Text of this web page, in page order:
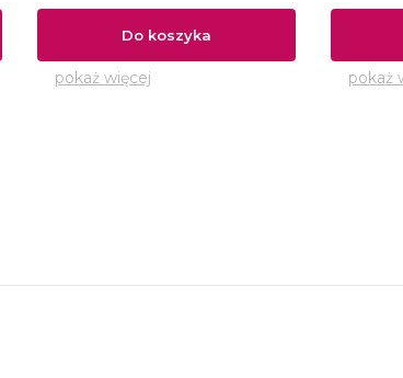
Do koszyka
pokaż więcej pokaż